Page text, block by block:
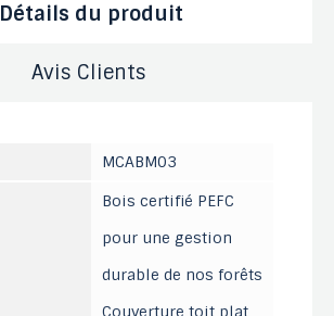
Détails du produit
Avis Clients
MCABM03
Bois certifié PEFC
pour une gestion
durable de nos forêts
Couverture toit plat